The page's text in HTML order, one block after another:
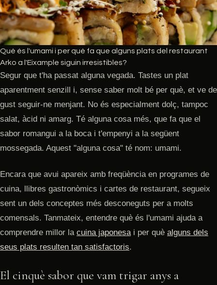
Què és l'umami i per què fa que alguns plats del restaurant
Arko a l'Eixample siguin irresistibles?
Segur que t'ha passat alguna vegada. Tastes un plat
aparentment senzill i, sense saber molt bé per què, et ve de
gust seguir-ne menjant. No és especialment dolç, tampoc
salat, àcid ni amarg. Té alguna cosa més, que fa que el
sabor romangui a la boca i t'empenyi a la següent
mossegada. Aquest "alguna cosa" té nom: umami.
Encara que avui apareix amb freqüència en programes de
cuina, llibres gastronòmics i cartes de restaurant, segueix
sent un dels conceptes més desconeguts per a molts
comensals. Tanmateix, entendre què és l'umami ajuda a
comprendre millor la cuina japonesa i per què alguns dels
seus plats resulten tan satisfactoris.
El cinquè sabor que vam trigar anys a